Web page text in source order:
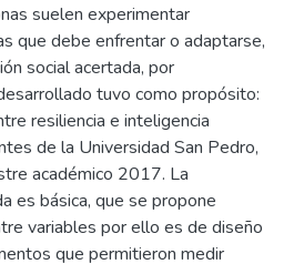
suelen experimentar
que debe enfrentar o adaptarse,
social acertada, por
tuvo como propósito:
resiliencia e inteligencia
de la Universidad San Pedro,
académico 2017. La
es básica, que se propone
variables por ello es de diseño
que permitieron medir